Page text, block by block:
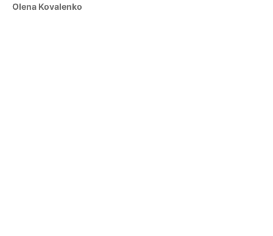
Olena Kovalenko